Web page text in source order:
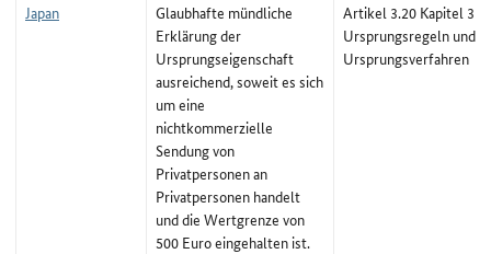
Japan
Glaubhafte mündliche
Erklärung der
Ursprungseigenschaft
ausreichend, soweit es sich
um eine
nichtkommerzielle
Sendung von
Privatpersonen an
Privatpersonen handelt
und die Wertgrenze von
500 Euro eingehalten ist.
Artikel 3.20 Kapitel 3
Ursprungsregeln und
Ursprungsverfahren